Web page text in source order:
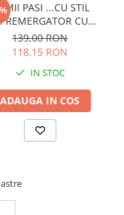
PASI ...CU STIL
CU
SUNETE
139,00 RON
118,15 RON
IN STOC
ADAUGA IN COS